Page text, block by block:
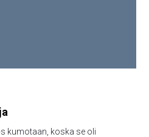
kumotaan, koska se oli